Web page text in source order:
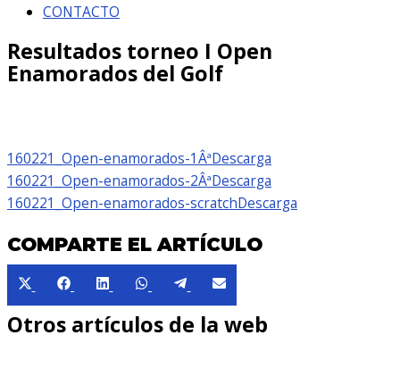
CONTACTO
Resultados torneo I Open
Enamorados del Golf
160221_Open-enamorados-1ÂªDescarga
160221_Open-enamorados-2ÂªDescarga
160221_Open-enamorados-scratchDescarga
COMPARTE EL ARTÍCULO
Compartir
en
X
Compartir
en
Facebook
Compartir
en
LinkedIn
Compartir
en
WhatsApp
Compartir
en
Telegram
en
Email
Otros artículos de la web